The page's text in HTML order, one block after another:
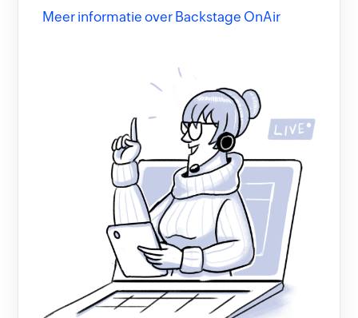
Meer informatie over Backstage OnAir